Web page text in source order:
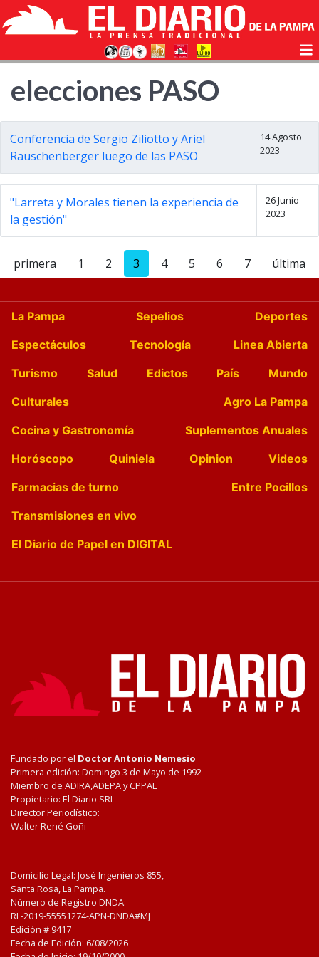
elecciones PASO
Conferencia de Sergio Ziliotto y Ariel
Rauschenberger luego de las PASO
14 Agosto
2023
"Larreta y Morales tienen la experiencia de
la gestión"
26 Junio
2023
primera 1 2 3 4 5 6 7 última
La Pampa Sepelios
Deportes
Espectáculos
Tecnología
Linea Abierta
Turismo
Salud Edictos País
Mundo
Culturales
Agro La Pampa
Cocina y Gastronomía
Suplementos Anuales
Horóscopo
Quiniela Opinion
Videos
Farmacias de turno
Entre Pocillos
Transmisiones en vivo
El Diario de Papel en DIGITAL
Fundado por el Doctor Antonio Nemesio
Primera edición: Domingo 3 de Mayo de 1992
Miembro de ADIRA,ADEPA y CPPAL
Propietario: El Diario SRL
Director Periodístico:
Walter René Goñi
Domicilio Legal: José Ingenieros 855,
Santa Rosa, La Pampa.
Número de Registro DNDA:
RL-2019-55551274-APN-DNDA#MJ
Edición # 9417
Fecha de Edición: 6/08/2026